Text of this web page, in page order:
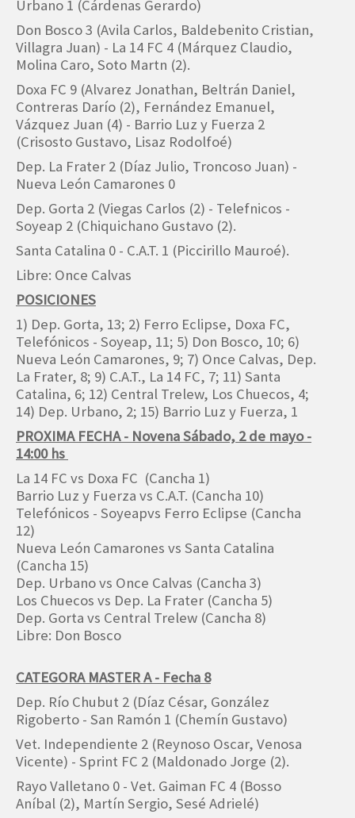
Urbano 1 (Cárdenas Gerardo)
Don Bosco 3 (Avila Carlos, Baldebenito Cristian,
Villagra Juan) - La 14 FC 4 (Márquez Claudio,
Molina Caro, Soto Martn (2).
Doxa FC 9 (Alvarez Jonathan, Beltrán Daniel,
Contreras Darío (2), Fernández Emanuel,
Vázquez Juan (4) - Barrio Luz y Fuerza 2
(Crisosto Gustavo, Lisaz Rodolfoé)
Dep. La Frater 2 (Díaz Julio, Troncoso Juan) -
Nueva León Camarones 0
Dep. Gorta 2 (Viegas Carlos (2) - Telefnicos -
Soyeap 2 (Chiquichano Gustavo (2).
Santa Catalina 0 - C.A.T. 1 (Piccirillo Mauroé).
Libre: Once Calvas
POSICIONES
1) Dep. Gorta, 13; 2) Ferro Eclipse, Doxa FC,
Telefónicos - Soyeap, 11; 5) Don Bosco, 10; 6)
Nueva León Camarones, 9; 7) Once Calvas, Dep.
La Frater, 8; 9) C.A.T., La 14 FC, 7; 11) Santa
Catalina, 6; 12) Central Trelew, Los Chuecos, 4;
14) Dep. Urbano, 2; 15) Barrio Luz y Fuerza, 1
PROXIMA FECHA - Novena Sábado, 2 de mayo -
14:00 hs
La 14 FC vs Doxa FC (Cancha 1)
Barrio Luz y Fuerza vs C.A.T. (Cancha 10)
Telefónicos - Soyeapvs Ferro Eclipse (Cancha
12)
Nueva León Camarones vs Santa Catalina
(Cancha 15)
Dep. Urbano vs Once Calvas (Cancha 3)
Los Chuecos vs Dep. La Frater (Cancha 5)
Dep. Gorta vs Central Trelew (Cancha 8)
Libre: Don Bosco
CATEGORA MASTER A - Fecha 8
Dep. Río Chubut 2 (Díaz César, González
Rigoberto - San Ramón 1 (Chemín Gustavo)
Vet. Independiente 2 (Reynoso Oscar, Venosa
Vicente) - Sprint FC 2 (Maldonado Jorge (2).
Rayo Valletano 0 - Vet. Gaiman FC 4 (Bosso
Aníbal (2), Martín Sergio, Sesé Adrielé)